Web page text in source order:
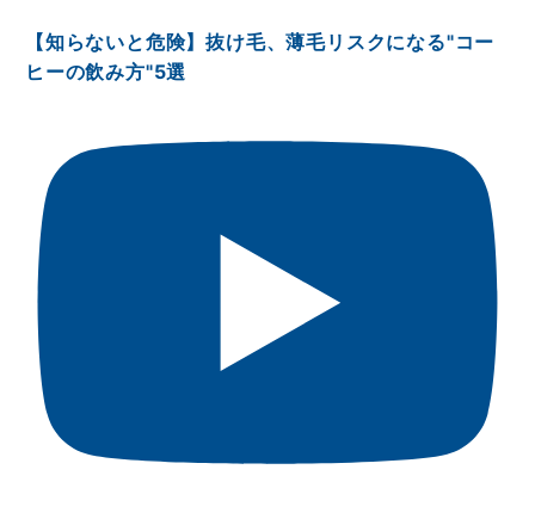
【知らないと危険】抜け毛、薄毛リスクになる"コー
ヒーの飲み方"5選